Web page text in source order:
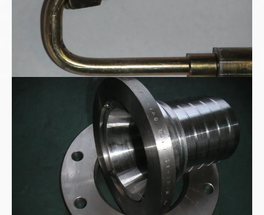
Sonderarmatur in Sprunggröße